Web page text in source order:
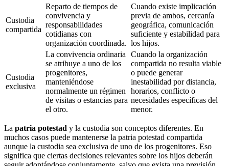
Custodia
compartida
Reparto de tiempos de
convivencia y
responsabilidades
cotidianas con
organización coordinada.
Cuando existe implicación
previa de ambos, cercanía
geográfica, comunicación
suficiente y estabilidad para
los hijos.
Custodia
exclusiva
La convivencia ordinaria
se atribuye a uno de los
progenitores,
manteniéndose
normalmente un régimen
de visitas o estancias para
el otro.
Cuando la organización
compartida no resulta viable
o puede generar
inestabilidad por distancia,
horarios, conflicto o
necesidades específicas del
menor.
La patria potestad y la custodia son conceptos diferentes. En
muchos casos puede mantenerse la patria potestad compartida
aunque la custodia sea exclusiva de uno de los progenitores. Eso
significa que ciertas decisiones relevantes sobre los hijos deberán